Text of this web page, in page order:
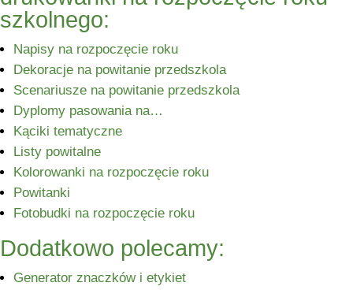
szkolnego:
Napisy na rozpoczęcie roku
Dekoracje na powitanie przedszkola
Scenariusze na powitanie przedszkola
Dyplomy pasowania na…
Kąciki tematyczne
Listy powitalne
Kolorowanki na rozpoczęcie roku
Powitanki
Fotobudki na rozpoczęcie roku
Dodatkowo polecamy:
Generator znaczków i etykiet